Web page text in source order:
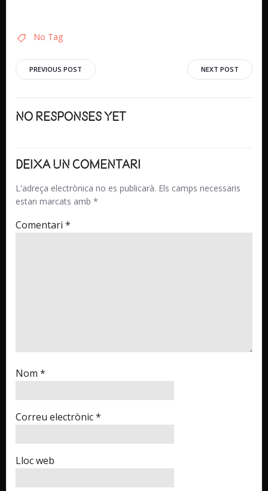
No Tag
Navegació
d'entrades
PREVIOUS POST NEXT POST
No responses yet
Deixa un comentari
L'adreça electrònica no es publicarà. Els camps necessaris
estan marcats amb *
Comentari *
Nom *
Correu electrònic*
Lloc web